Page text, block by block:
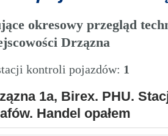
okresowy przegląd
Drzązna
kontroli pojazdów: 1
1a, Birex. PHU.
Handel opałem